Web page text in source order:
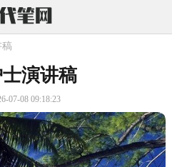
演讲稿
07-08 09:18:23